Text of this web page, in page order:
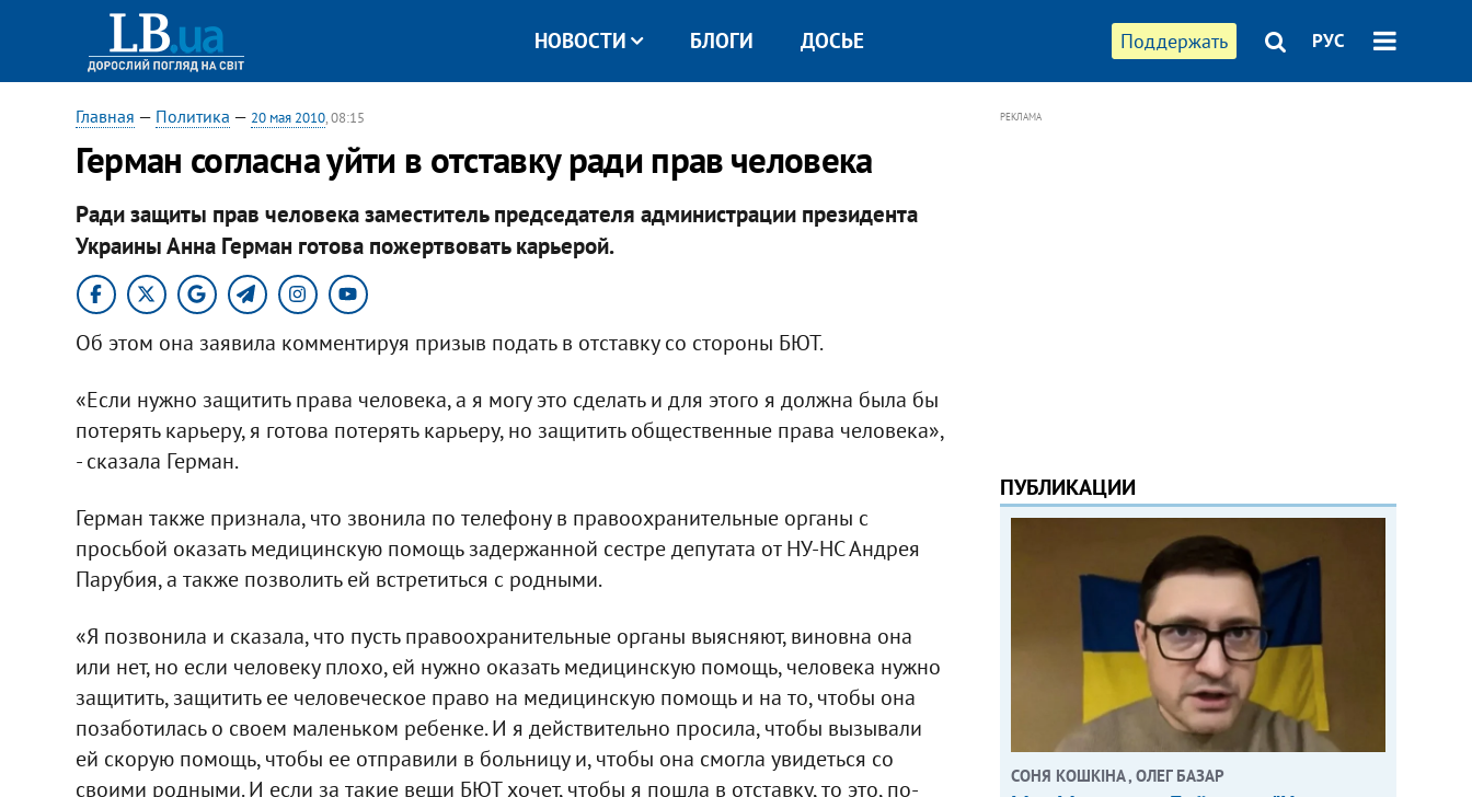
Поддержать РУС
НОВОСТИ БЛОГИ ДОСЬЕ
Главная — Политика — 20 мая 2010, 08:15
Герман согласна уйти в отставку ради прав человека
Ради защиты прав человека заместитель председателя администрации президента
Украины Анна Герман готова пожертвовать карьерой.
Об этом она заявила комментируя призыв подать в отставку со стороны БЮТ.
«Если нужно защитить права человека, а я могу это сделать и для этого я должна была бы
потерять карьеру, я готова потерять карьеру, но защитить общественные права человека»,
- сказала Герман.
Герман также признала, что звонила по телефону в правоохранительные органы с
просьбой оказать медицинскую помощь задержанной сестре депутата от НУ-НС Андрея
Парубия, а также позволить ей встретиться с родными.
«Я позвонила и сказала, что пусть правоохранительные органы выясняют, виновна она
или нет, но если человеку плохо, ей нужно оказать медицинскую помощь, человека нужно
защитить, защитить ее человеческое право на медицинскую помощь и на то, чтобы она
позаботилась о своем маленьком ребенке. И я действительно просила, чтобы вызывали
ей скорую помощь, чтобы ее отправили в больницу и, чтобы она смогла увидеться со
своими родными. И если за такие вещи БЮТ хочет, чтобы я пошла в отставку, то это, по-
РЕКЛАМА
ПУБЛИКАЦИИ
СОНЯ КОШКІНА , ОЛЕГ БАЗАР